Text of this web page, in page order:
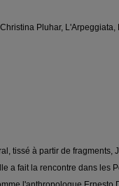
Pluhar, L'Arpeggiata,
tissé à partir de fragments,
a fait la rencontre dans les